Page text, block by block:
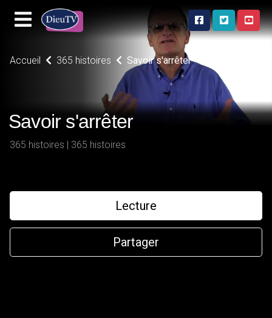
Accueil 365 histoires Savoir s'arrêter
Savoir s'arrêter
365 histoires | 365 histoires
Lecture
Partager